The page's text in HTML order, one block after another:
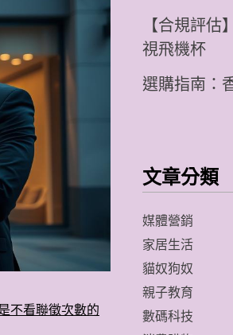
不看聯徵次數的
【合規評估
視飛機杯
選購指南：
文章分類
媒體營銷
家居生活
貓奴狗奴
親子教育
數碼科技